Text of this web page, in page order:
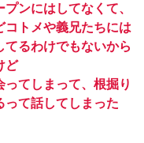
ンにはしてなくて、
トメや義兄たちには
るわけでもないから
ど
てしまって、根掘り
って話してしまった